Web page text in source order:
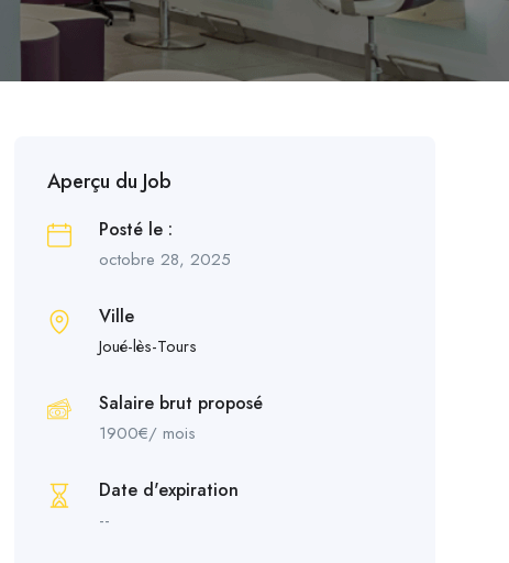
Aperçu du Job
Posté le :
octobre 28, 2025
Ville
Joué-lès-Tours
Salaire brut proposé
1900€/ mois
Date d'expiration
--